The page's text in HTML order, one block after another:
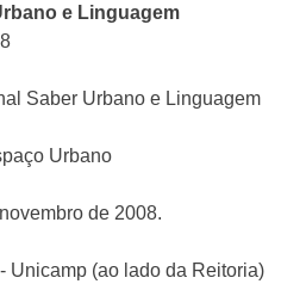
e Linguagem
Saber Urbano e Linguagem
Urbano
de 2008.
Unicamp (ao lado da Reitoria)